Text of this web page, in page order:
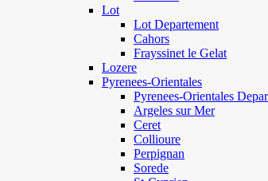
Lot
Lot Departement
Cahors
Frayssinet le Gelat
Lozere
Pyrenees-Orientales
Pyrenees-Orientales
Argeles sur Mer
Ceret
Collioure
Perpignan
Sorede